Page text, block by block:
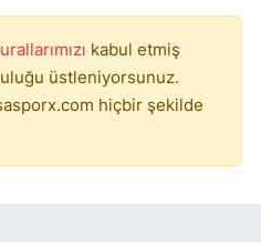
kabul etmiş
üstleniyorsunuz.
hiçbir şekilde